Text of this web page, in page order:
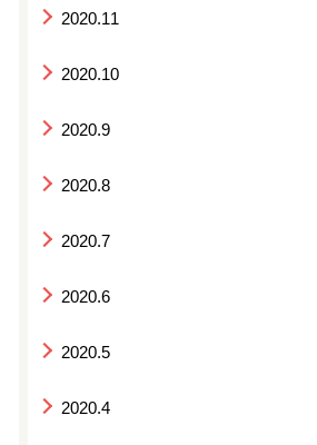
2020.11
2020.10
2020.9
2020.8
2020.7
2020.6
2020.5
2020.4